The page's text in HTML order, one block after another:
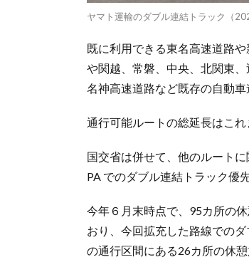
ヤマト運輸のダブル連結トラック（
既に利用できる東名高速道路
や関越、常磐、中央、北関東
名神高速道路など既存の自動車
通行可能ルートの総延長はこ
国交省は併せて、他のルート
PA でのダブル連結トラック優
今年６月末時点で、95カ所の
おり、今回拡充した路線での
の通行区間にある26カ所の休